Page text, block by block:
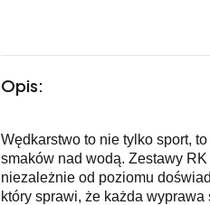
Opis:
Wędkarstwo to nie tylko sport,
smaków nad wodą. Zestawy
niezależnie od poziomu
który sprawi, że każda